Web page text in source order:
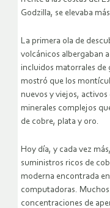
Godzilla, se elevaba
La primera ola de
volcánicos albergaban
incluidos matorrales de
mostró que los
nuevos y viejos,
minerales complejos
de cobre, plata y oro.
Hoy día, y cada vez
suministros ricos de
moderna encontrada
computadoras.
concentraciones de